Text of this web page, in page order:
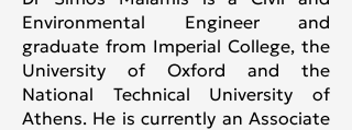
Environmental Engineer and
graduate from Imperial College, the
University of Oxford and the
National Technical University of
Athens. He is currently an Associate